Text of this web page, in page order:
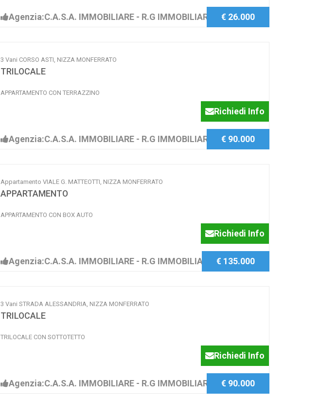
Agenzia:C.A.S.A. IMMOBILIARE - R.G IMMOBILIARE SAS€ 26.000
3 Vani CORSO ASTI, NIZZA MONFERRATO
TRILOCALE
APPARTAMENTO CON TERRAZZINO
Richiedi Info
Agenzia:C.A.S.A. IMMOBILIARE - R.G IMMOBILIARE SAS€ 90.000
Appartamento VIALE G. MATTEOTTI, NIZZA MONFERRATO
APPARTAMENTO
APPARTAMENTO CON BOX AUTO
Richiedi Info
Agenzia:C.A.S.A. IMMOBILIARE - R.G IMMOBILIARE SAS€ 135.000
3 Vani STRADA ALESSANDRIA, NIZZA MONFERRATO
TRILOCALE
TRILOCALE CON SOTTOTETTO
Richiedi Info
Agenzia:C.A.S.A. IMMOBILIARE - R.G IMMOBILIARE SAS€ 90.000